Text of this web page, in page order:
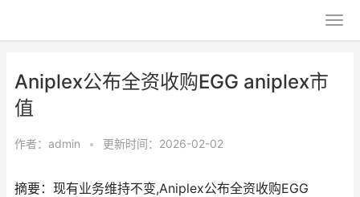
Aniplex公布全资收购EGG aniplex市
值
作者： admin • 更新时间：2026-02-02
摘要：现有业务维持不变,Aniplex公布全资收购EGG